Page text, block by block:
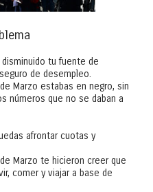
tu fuente de
de desempleo.
Marzo estabas en negro, sin
números que no se daban a
afrontar cuotas y
Marzo te hicieron creer que
comer y viajar a base de